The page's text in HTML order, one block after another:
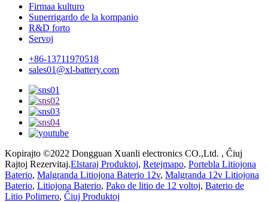
Firmaa kulturo
Superrigardo de la kompanio
R&D forto
Servoj
+86-13711970518
sales01@xl-battery.com
Kopirajto ©2022 Dongguan Xuanli electronics CO.,Ltd. , Ĉiuj
Rajtoj Rezervitaj.Elstaraj Produktoj, Retejmapo, Portebla Litiojona
Baterio, Malgranda Litiojona Baterio 12v, Malgranda 12v Litiojona
Baterio, Litiojona Baterio, Pako de litio de 12 voltoj, Baterio de
Litio Polimero, Ĉiuj Produktoj